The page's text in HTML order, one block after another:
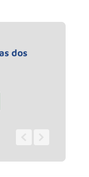
dos